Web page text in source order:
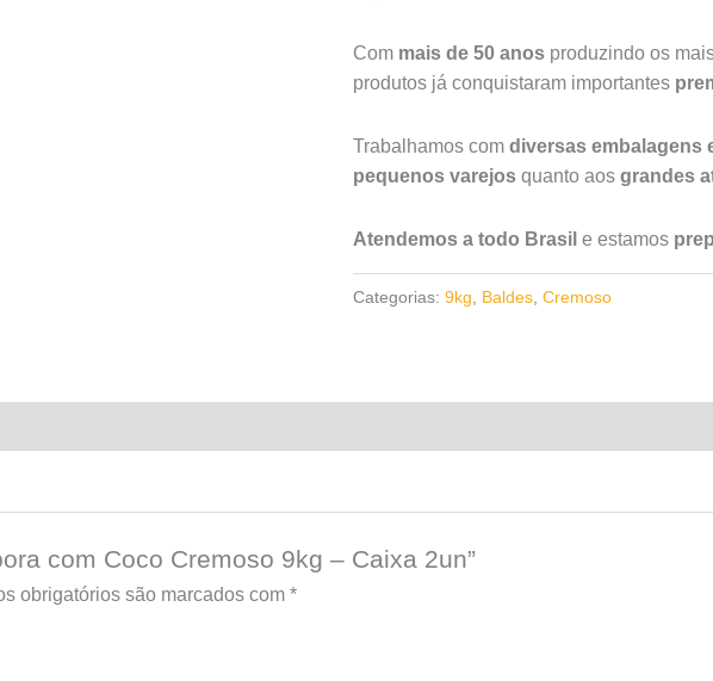
Com mais de 50 anos produzindo os
produtos já conquistaram importantes
Trabalhamos com diversas embalagens
pequenos varejos quanto aos grandes
Atendemos a todo Brasil e estamos
Categorias: 9kg Baldes Cremoso
com Coco Cremoso 9kg – Caixa 2un”
obrigatórios são marcados com *